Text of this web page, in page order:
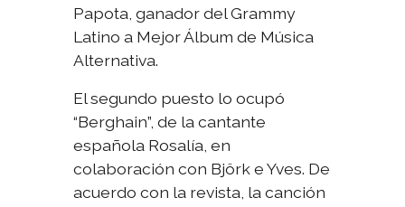
Papota , ganador del Grammy
Latino a Mejor Álbum de Música
Alternativa.
El segundo puesto lo ocupó
“Berghain”, de la cantante
española Rosalía, en
colaboración con Björk e Yves. De
acuerdo con la revista, la canción